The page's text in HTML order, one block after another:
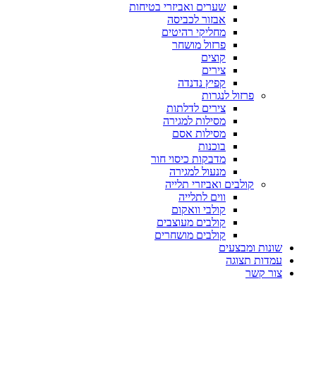
שערים ואביזרי בטיחות
אבזור לכביסה
מחליקי רהיטים
פרזול מושחר
קוצים
צירים
קפיץ נדנדה
פרזול לנגרות
צירים לדלתות
מסילות למגירה
מסילות אסם
בוכנות
מדבקות כיסוי חור
מנעול למגירה
קולבים ואביזרי תלייה
ווים לתלייה
קולבי וואקום
קולבים מעוצבים
קולבים מושחרים
שונות ומבצעים
עמדות תצוגה
צור קשר